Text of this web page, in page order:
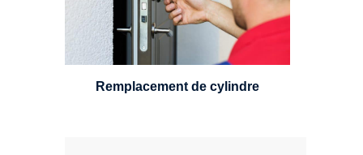
standard, à 5 leviers ou à 3
leviers, Mul-T-Lock ou encore
multipoints.
Remplacement de cylindre